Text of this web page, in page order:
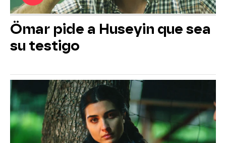
Ömar pide a Huseyin que sea
su testigo